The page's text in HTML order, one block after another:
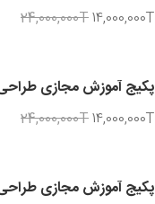
24,000,000T14,000,000T
پکیج آموزش مجازی
24,000,000T14,000,000T
پکیج آموزش مجازی